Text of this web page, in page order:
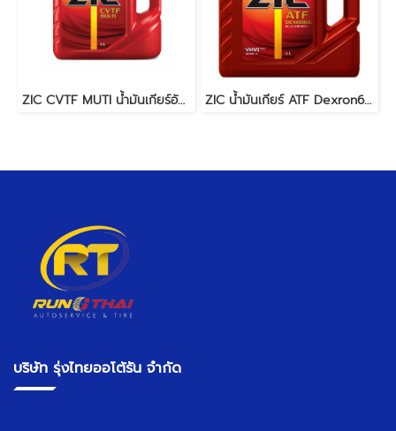
ZIC CVTF MUTI น้ำมันเกียร์อัตโนมัติ 4L ZIC น้ำมันเกียร์ ATF Dexron6 4L
บริษัท รุ่งไทยออโต้รัน จำกัด